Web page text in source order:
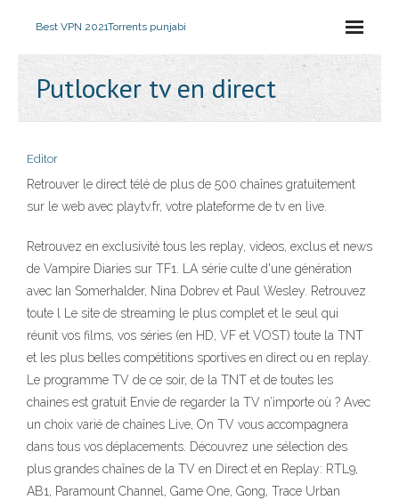
Best VPN 2021Torrents punjabi
Putlocker tv en direct
Editor
Retrouver le direct télé de plus de 500 chaînes gratuitement
sur le web avec playtv.fr, votre plateforme de tv en live.
Retrouvez en exclusivité tous les replay, videos, exclus et news
de Vampire Diaries sur TF1. LA série culte d'une génération
avec Ian Somerhalder, Nina Dobrev et Paul Wesley. Retrouvez
toute l Le site de streaming le plus complet et le seul qui
réunit vos films, vos séries (en HD, VF et VOST) toute la TNT
et les plus belles compétitions sportives en direct ou en replay.
Le programme TV de ce soir, de la TNT et de toutes les
chaines est gratuit Envie de regarder la TV n’importe où ? Avec
un choix varié de chaînes Live, On TV vous accompagnera
dans tous vos déplacements. Découvrez une sélection des
plus grandes chaînes de la TV en Direct et en Replay: RTL9,
AB1, Paramount Channel, Game One, Gong, Trace Urban